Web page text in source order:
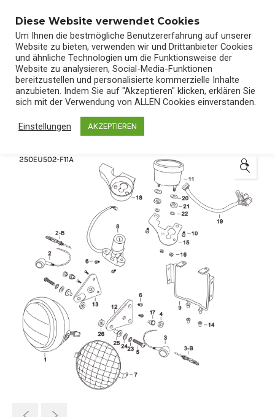
Start/Shop/Ersatzteile
🔍
Diese Website verwendet Cookies
Um Ihnen die bestmögliche Benutzererfahrung auf unserer
Website zu bieten, verwenden wir und Drittanbieter Cookies
und ähnliche Technologien um die Funktionsweise der
Website zu analysieren, Social-Media-Funktionen
bereitzustellen und personalisierte kommerzielle Inhalte
anzubieten. Indem Sie auf "Akzeptieren" klicken, erklären Sie
sich mit der Verwendung von ALLEN Cookies einverstanden.
Einstellungen AKZEPTIEREN